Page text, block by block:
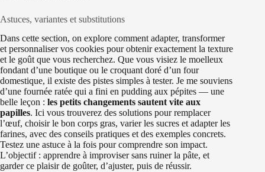
Astuces, variantes et substitutions
Dans cette section, on explore comment adapter, transformer
et personnaliser vos cookies pour obtenir exactement la texture
et le goût que vous recherchez. Que vous visiez le moelleux
fondant d’une boutique ou le croquant doré d’un four
domestique, il existe des pistes simples à tester. Je me souviens
d’une fournée ratée qui a fini en pudding aux pépites — une
belle leçon : les petits changements sautent vite aux
papilles. Ici vous trouverez des solutions pour remplacer
l’œuf, choisir le bon corps gras, varier les sucres et adapter les
farines, avec des conseils pratiques et des exemples concrets.
Testez une astuce à la fois pour comprendre son impact.
L’objectif : apprendre à improviser sans ruiner la pâte, et
garder ce plaisir de goûter, d’ajuster, puis de réussir.